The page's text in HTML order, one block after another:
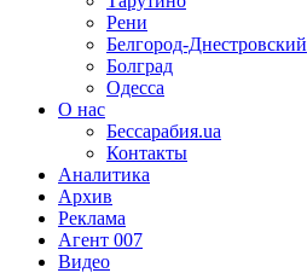
Рени
Белгород-Днестровский
Болград
Одесса
О нас
Бессарабия.ua
Контакты
Аналитика
Архив
Реклама
Агент 007
Видео